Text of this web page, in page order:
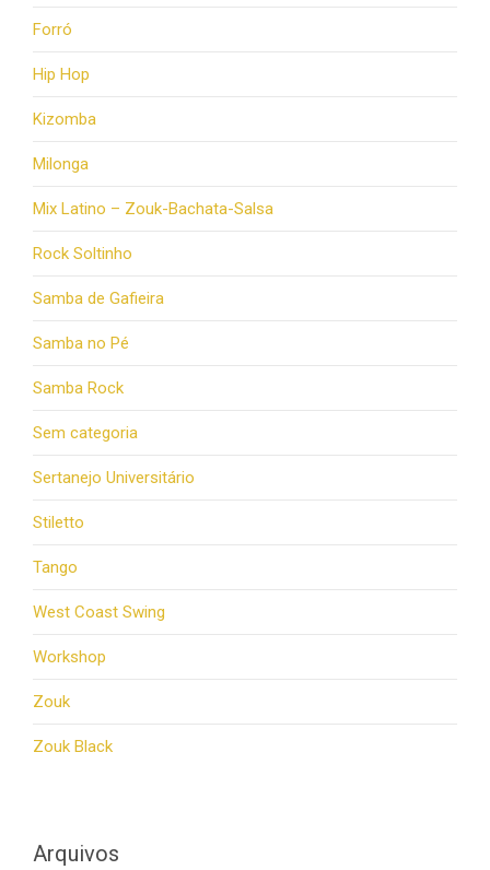
Forró
Hip Hop
Kizomba
Milonga
Mix Latino – Zouk-Bachata-Salsa
Rock Soltinho
Samba de Gafieira
Samba no Pé
Samba Rock
Sem categoria
Sertanejo Universitário
Stiletto
Tango
West Coast Swing
Workshop
Zouk
Zouk Black
Arquivos